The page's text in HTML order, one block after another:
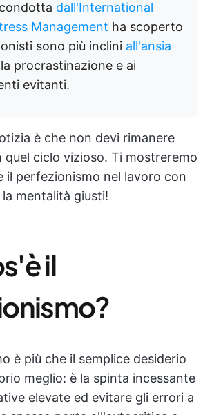
dall'International
Management ha scoperto
sono più inclini all'ansia
procrastinazione e ai
evitanti.
è che non devi rimanere
ciclo vizioso. Ti mostreremo
il perfezionismo nel lavoro con
mentalità giusti!
il
è più che il semplice desiderio
meglio: è la spinta incessante
elevate ed evitare gli errori a